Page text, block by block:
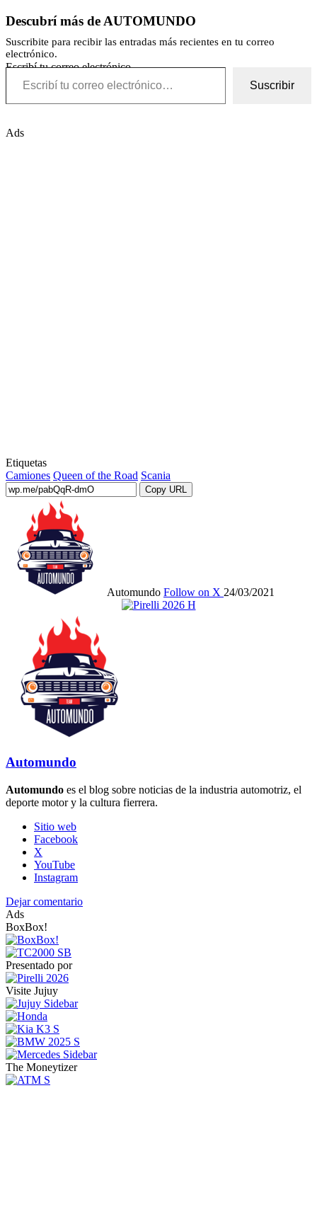
Descubrí más de AUTOMUNDO
Suscribite para recibir las entradas más recientes en tu correo
electrónico.
Escribí tu correo electrónico…
Suscribir
Ads
Etiquetas
Camiones Queen of the Road Scania
Copy URL
Automundo Follow on X 24/03/2021
Automundo
Automundo es el blog sobre noticias de la industria automotriz, el
deporte motor y la cultura fierrera.
Sitio web
Facebook
X
YouTube
Instagram
Dejar comentario
Ads
BoxBox!
Presentado por
Visite Jujuy
The Moneytizer